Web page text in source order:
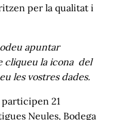
per la qualitat i
apuntar
cliqueu la icona del
les vostres dades.
participen 21
Neules, Bodega